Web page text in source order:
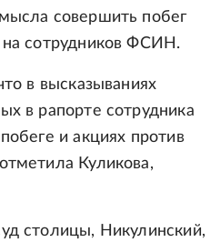
совершить побег
на сотрудников ФСИН.
в высказываниях
в рапорте сотрудника
и акциях против
Куликова,
столицы, Никулинский,